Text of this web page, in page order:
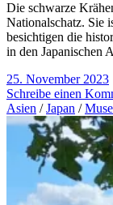
Die schwarze
Nationalschatz. Sie
besichtigen die
in den Japanischen
25. November 2023
Schreibe einen
Asien /Japan /